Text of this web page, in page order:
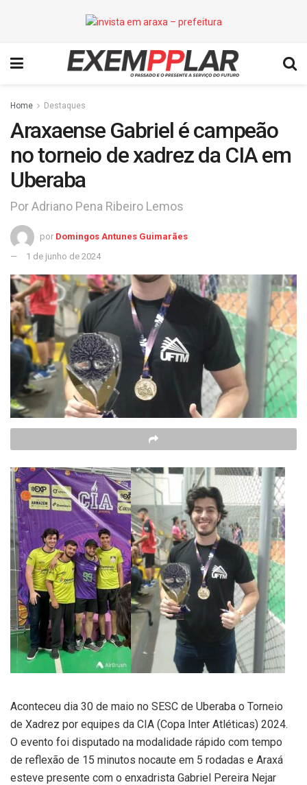
Home Destaques
Araxaense Gabriel é campeão
no torneio de xadrez da CIA em
Uberaba
Por Adriano Pena Ribeiro Lemos
por Domingos Antunes Guimarães
1 de junho de 2024
Aconteceu dia 30 de maio no SESC de Uberaba o Torneio
de Xadrez por equipes da CIA (Copa Inter Atléticas) 2024.
O evento foi disputado na modalidade rápido com tempo
de reflexão de 15 minutos nocaute em 5 rodadas e Araxá
esteve presente com o enxadrista Gabriel Pereira Nejar